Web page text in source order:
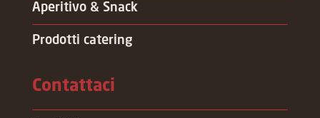
Aperitivo & Snack
Prodotti catering
Contattaci